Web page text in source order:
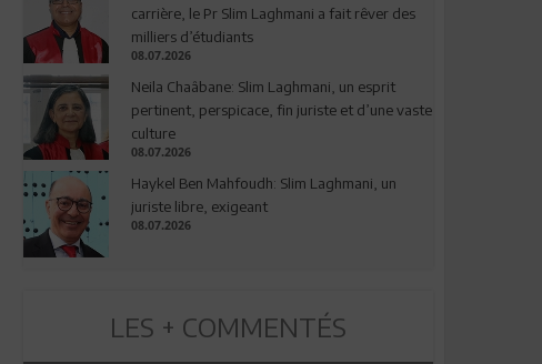
carrière, le Pr Slim Laghmani a fait rêver des
milliers d’étudiants
08.07.2026
Neila Chaâbane: Slim Laghmani, un esprit
pertinent, perspicace, fin juriste et d’une vaste
culture
08.07.2026
Haykel Ben Mahfoudh: Slim Laghmani, un
juriste libre, exigeant
08.07.2026
LES + COMMENTÉS